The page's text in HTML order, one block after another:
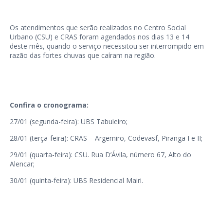
Os atendimentos que serão realizados no Centro Social
Urbano (CSU) e CRAS foram agendados nos dias 13 e 14
deste mês, quando o serviço necessitou ser interrompido em
razão das fortes chuvas que caíram na região.
Confira o cronograma:
27/01 (segunda-feira): UBS Tabuleiro;
28/01 (terça-feira): CRAS – Argemiro, Codevasf, Piranga I e II;
29/01 (quarta-feira): CSU. Rua D’Ávila, número 67, Alto do
Alencar;
30/01 (quinta-feira): UBS Residencial Mairi.